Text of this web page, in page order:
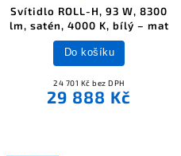
Svítidlo ROLL-H, 93 W, 8300
lm, satén, 4000 K, bílý – mat
24 701 Kč bez DPH
29 888 Kč
Do košíku